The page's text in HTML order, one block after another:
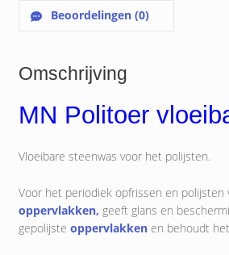
Beoordelingen (0)
Omschrijving
MN Politoer
Vloeibare steenwas voor het polijsten.
Voor het periodiek opfrissen en polijsten
oppervlakken, geeft glans en
gepolijste oppervlakkenen behoudt